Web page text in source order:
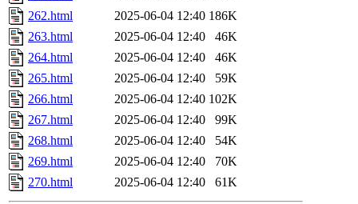
262.html
2025-06-04 12:40 186K
263.html
2025-06-04 12:40
46K
264.html
2025-06-04 12:40
46K
265.html
2025-06-04 12:40
59K
266.html
2025-06-04 12:40 102K
267.html
2025-06-04 12:40
99K
268.html
2025-06-04 12:40
54K
269.html
2025-06-04 12:40
70K
270.html
2025-06-04 12:40 61K